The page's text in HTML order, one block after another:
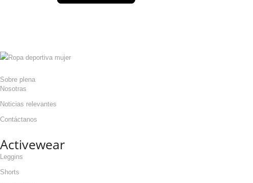
Sobre plena
Nosotras
Noticias relevantes
Contáctanos
Activewear
Leggins
Shorts